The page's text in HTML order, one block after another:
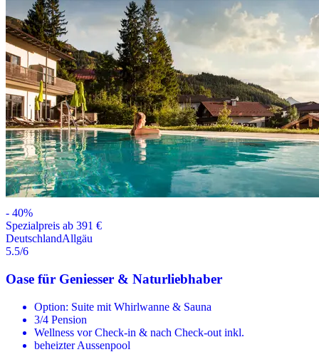
- 40%
Spezialpreis ab 391 €
DeutschlandAllgäu
5.5/6
Oase für Geniesser & Naturliebhaber
Option: Suite mit Whirlwanne & Sauna
3/4 Pension
Wellness vor Check-in & nach Check-out inkl.
beheizter Aussenpool